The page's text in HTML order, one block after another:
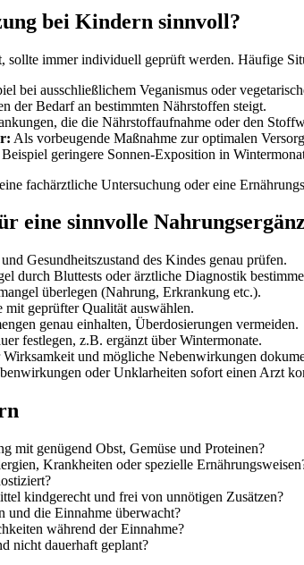
bei Kindern sinnvoll?
sollte immer individuell geprüft werden. Häufige
bei ausschließlichem Veganismus oder
der Bedarf an bestimmten Nährstoffen steigt.
die die Nährstoffaufnahme oder den
Als vorbeugende Maßnahme zur optimalen
geringere Sonnen-Exposition in
fachärztliche Untersuchung oder eine
eine sinnvolle
Gesundheitszustand des Kindes genau prüfen.
durch Bluttests oder ärztliche Diagnostik
überlegen (Nahrung, Erkrankung etc.).
mit geprüfter Qualität auswählen.
genau einhalten, Überdosierungen vermeiden.
festlegen, z.B. ergänzt über Wintermonate.
Wirksamkeit und mögliche Nebenwirkungen
oder Unklarheiten sofort einen Arzt
mit genügend Obst, Gemüse und Proteinen?
Krankheiten oder spezielle
kindgerecht und frei von unnötigen Zusätzen?
und die Einnahme überwacht?
während der Einnahme?
nicht dauerhaft geplant?